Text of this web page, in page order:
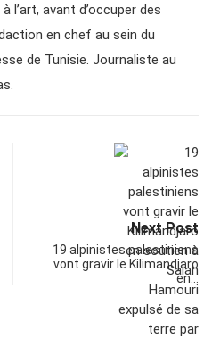
l’art, avant d’occuper des
en chef au sein du
de Tunisie. Journaliste au
Next Post
19 alpinistes palestiniens
vont gravir le Kilimandjaro
en…